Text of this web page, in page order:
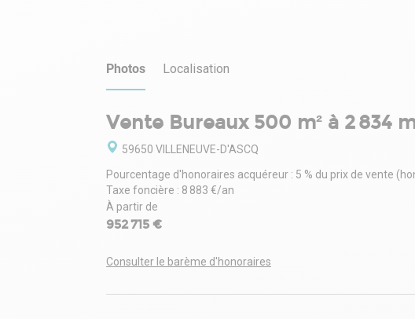
Photos Localisation
Vente Bureaux 500 m² à 2 834
59650 VILLENEUVE-D'ASCQ
Pourcentage d'honoraires acquéreur : 5 % du prix de vente
Taxe foncière : 8 883 €/an
À partir de
952 715 €
Consulter le barème d'honoraires